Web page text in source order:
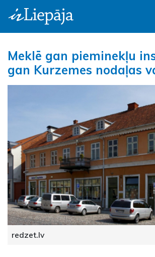
Meklē gan pieminekļu
gan Kurzemes nodaļas
redzet.lv